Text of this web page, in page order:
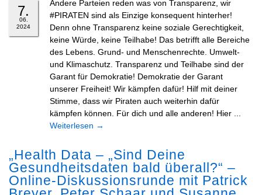
7.
06.
2024
Andere Parteien reden was von Transparenz, wir
#PIRATEN sind als Einzige konsequent hinterher!
Denn ohne Transparenz keine soziale Gerechtigkeit,
keine Würde, keine Teilhabe! Das betrifft alle Bereiche
des Lebens. Grund- und Menschenrechte. Umwelt-
und Klimaschutz. Transparenz und Teilhabe sind der
Garant für Demokratie! Demokratie der Garant
unserer Freiheit! Wir kämpfen dafür! Hilf mit deiner
Stimme, dass wir Piraten auch weiterhin dafür
kämpfen können. Für dich und alle anderen! Hier ...
Weiterlesen →
„Health Data – „Sind Deine
Gesundheitsdaten bald überall?“ –
Online-Diskussionsrunde mit Patrick